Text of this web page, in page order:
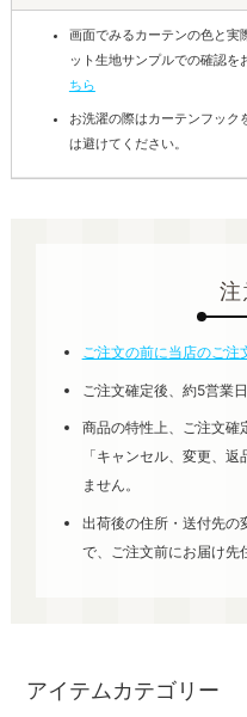
画面でみるカーテンの色と実
ット生地サンプルでの確認を
ちら
お洗濯の際はカーテンフック
は避けてください。
注
ご注文の前に当店のご注
ご注文確定後、約5営業
商品の特性上、ご注文確
「キャンセル、変更、
ません。
出荷後の住所・送付先の
で、ご注文前にお届け先
アイテムカテゴリー